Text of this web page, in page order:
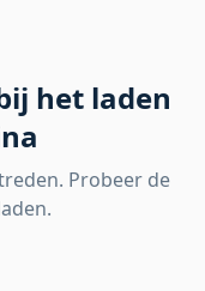
het laden
Probeer de